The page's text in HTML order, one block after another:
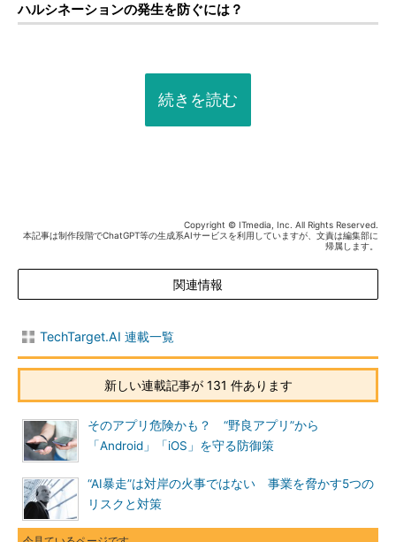
ハルシネーションの発生を防ぐには？
続きを読む
Copyright © ITmedia, Inc. All Rights Reserved.
本記事は制作段階でChatGPT等の生成系AIサービスを利用していますが、文責は編集部に
帰属します。
関連情報
TechTarget.AI 連載一覧
新しい連載記事が 131 件あります
そのアプリ危険かも？ “野良アプリ”から
「Android」「iOS」を守る防御策
“AI暴走”は対岸の火事ではない 事業を脅かす5つの
リスクと対策